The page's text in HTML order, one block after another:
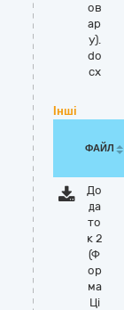
ов
ар
у).
do
cx
Інші
ФАЙЛ
До
да
то
к 2
(Ф
ор
ма
Ці